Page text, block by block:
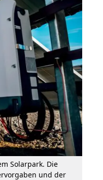
Solarpark. Die
und der